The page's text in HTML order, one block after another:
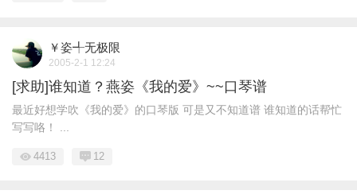
￥姿╃无极限
2005-2-1 12:24
[求助]谁知道？燕姿《我的爱》~~口琴谱
最近好想学吹《我的爱》的口琴版 可是又不知道谱 谁知道的话帮忙
写写咯！ ...
4413 12